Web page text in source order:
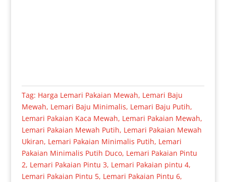
Tag: Harga Lemari Pakaian Mewah, Lemari Baju
Mewah, Lemari Baju Minimalis, Lemari Baju Putih,
Lemari Pakaian Kaca Mewah, Lemari Pakaian Mewah,
Lemari Pakaian Mewah Putih, Lemari Pakaian Mewah
Ukiran, Lemari Pakaian Minimalis Putih, Lemari
Pakaian Minimalis Putih Duco, Lemari Pakaian Pintu
2, Lemari Pakaian Pintu 3, Lemari Pakaian pintu 4,
Lemari Pakaian Pintu 5, Lemari Pakaian Pintu 6,